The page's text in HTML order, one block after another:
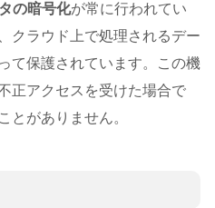
の暗号化が常に行われてい
クラウド上で処理されるデー
て保護されています。この機
正アクセスを受けた場合で
とがありません。